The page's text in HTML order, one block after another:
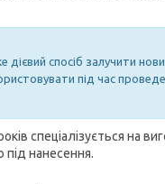
спосіб залучити
під час
спеціалізується на
нанесення.